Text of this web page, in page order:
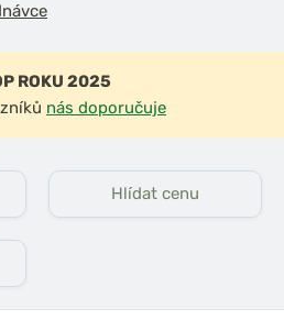
ROKU 2025
nás doporučuje
Hlídat cenu